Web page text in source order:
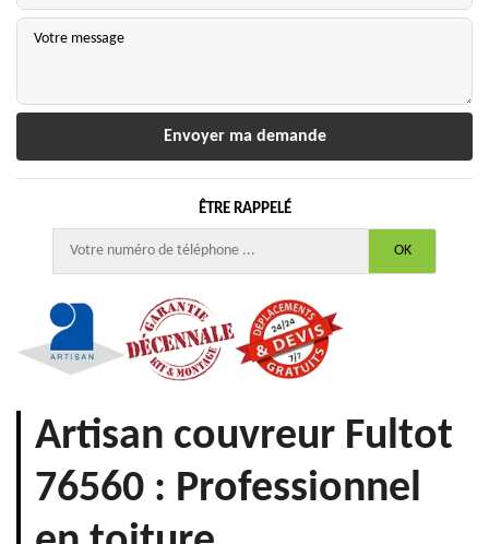
ÊTRE RAPPELÉ
Artisan couvreur Fultot
76560 : Professionnel